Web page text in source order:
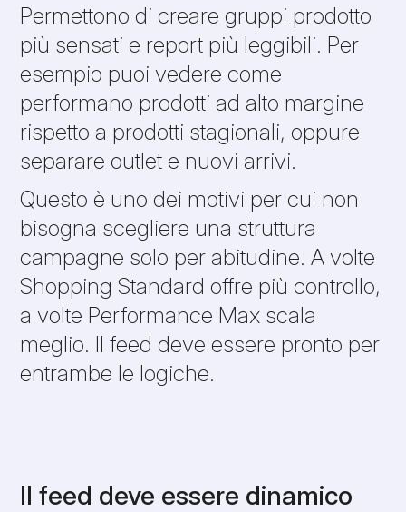
Permettono di creare gruppi prodotto
più sensati e report più leggibili. Per
esempio puoi vedere come
performano prodotti ad alto margine
rispetto a prodotti stagionali, oppure
separare outlet e nuovi arrivi.
Questo è uno dei motivi per cui non
bisogna scegliere una struttura
campagne solo per abitudine. A volte
Shopping Standard offre più controllo,
a volte Performance Max scala
meglio. Il feed deve essere pronto per
entrambe le logiche.
Il feed deve essere dinamico